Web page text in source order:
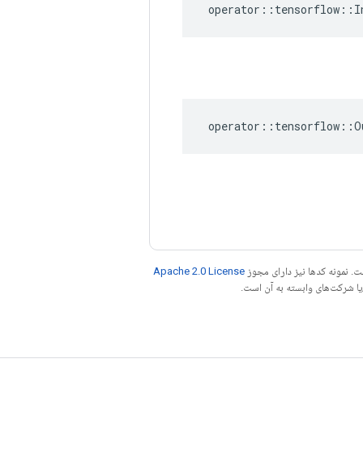
operator :: tensorflow ::
operator :: tensorflow ::
نمونه کدها نیز دارای مجوز Apache 2.0 License